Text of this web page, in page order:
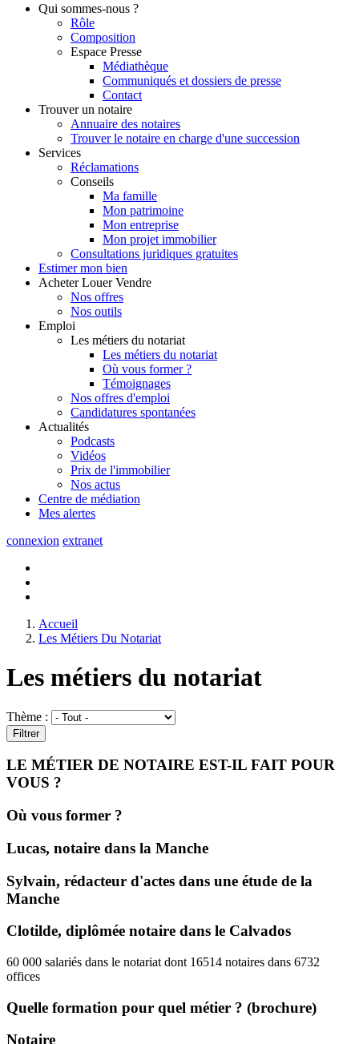
Qui sommes-nous ?
Rôle
Composition
Espace Presse
Médiathèque
Communiqués et dossiers de presse
Contact
Trouver un notaire
Annuaire des notaires
Trouver le notaire en charge d'une succession
Services
Réclamations
Conseils
Ma famille
Mon patrimoine
Mon entreprise
Mon projet immobilier
Consultations juridiques gratuites
Estimer mon bien
Acheter Louer Vendre
Nos offres
Nos outils
Emploi
Les métiers du notariat
Les métiers du notariat
Où vous former ?
Témoignages
Nos offres d'emploi
Candidatures spontanées
Actualités
Podcasts
Vidéos
Prix de l'immobilier
Nos actus
Centre de médiation
Mes alertes
connexion extranet
Accueil
Les Métiers Du Notariat
Les métiers du notariat
Thème :
LE MÉTIER DE NOTAIRE EST-IL FAIT POUR
VOUS ?
Où vous former ?
Lucas, notaire dans la Manche
Sylvain, rédacteur d'actes dans une étude de la
Manche
Clotilde, diplômée notaire dans le Calvados
60 000 salariés dans le notariat dont 16514 notaires dans 6732
offices
Quelle formation pour quel métier ? (brochure)
Notaire